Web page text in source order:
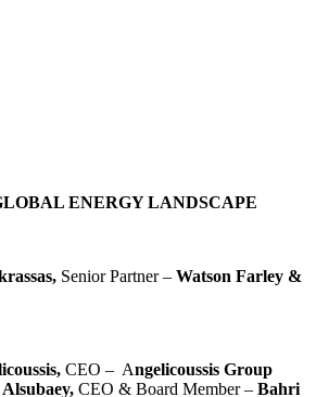
ENERGY LANDSCAPE
Senior Partner – Watson Farley &
CEO – Angelicoussis Group
CEO & Board Member – Bahri